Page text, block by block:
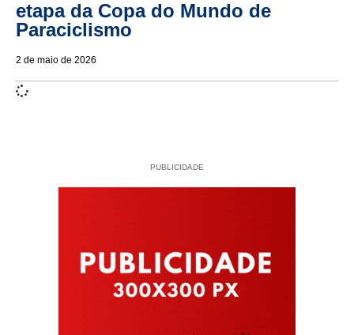
etapa da Copa do Mundo de
Paraciclismo
2 de maio de 2026
PUBLICIDADE